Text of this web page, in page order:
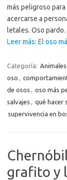
más peligroso
acercarse a
letales. Oso
Leer más: El oso
Categoría: Animales
oso ,
de osos , oso más
salvajes , qué hacer
supervivencia en
grafito y